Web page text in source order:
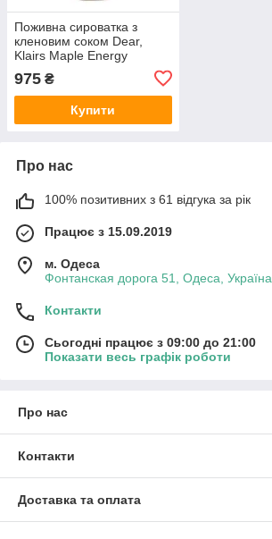
Поживна сироватка з
кленовим соком Dear,
Klairs Maple Energy
975 ₴
Купити
Про нас
100% позитивних з 61 відгука за рік
Працює з 15.09.2019
м. Одеса
Фонтанская дорога 51, Одеса, Україна
Контакти
Сьогодні працює з 09:00 до 21:00
Показати весь графік роботи
Про нас
Контакти
Доставка та оплата